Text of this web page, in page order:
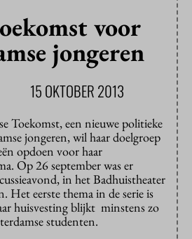
voor
jongeren
15 OKTOBER 2013
Toekomst, een nieuwe politieke
jongeren, wil haar doelgroep
opdoen voor haar
Op 26 september was er
in het Badhuistheater
Het eerste thema in de serie is
huisvesting blijkt minstens zo
studenten.